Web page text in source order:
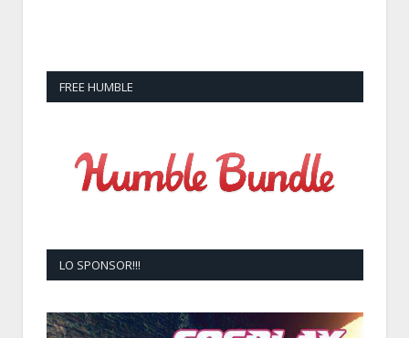
FREE HUMBLE
LO SPONSOR!!!